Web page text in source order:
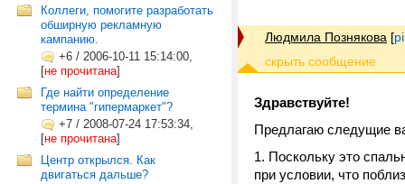
Коллеги, помогите разработать
обширную рекламную
кампанию.
+6 / 2006-10-11 15:14:00,
[не прочитана]
Где найти определение
термина "гипермаркет"?
+7 / 2008-07-24 17:53:34,
[не прочитана]
Центр открылся. Как
двигаться дальше?
Людмила Познякова [
Здравствуйте!
Предлагаю следущие
1. Поскольку это
при условии, что